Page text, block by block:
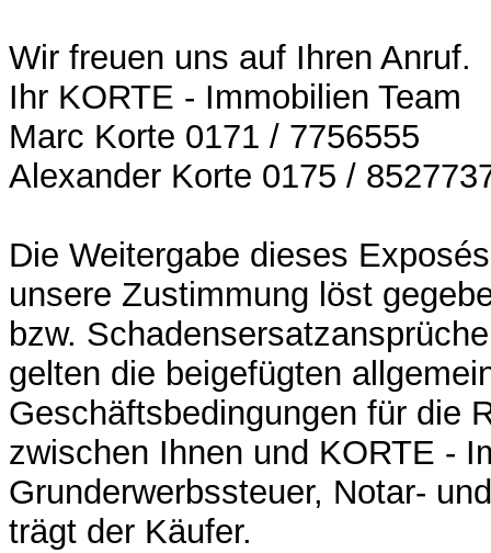
Wir freuen uns auf Ihren Anruf.
Ihr KORTE - Immobilien Team
Marc Korte 0171 / 7756555
Alexander Korte 0175 /
Die Weitergabe dieses
unsere Zustimmung löst
bzw.
gelten die beigefügten
Geschäftsbedingungen für die
zwischen Ihnen und KORTE -
Grunderwerbssteuer, Notar-
trägt der Käufer.